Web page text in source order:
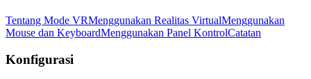
Tentang Mode VRMenggunakan Realitas VirtualMenggunakan
Mouse dan KeyboardMenggunakan Panel KontrolCatatan
Konfigurasi